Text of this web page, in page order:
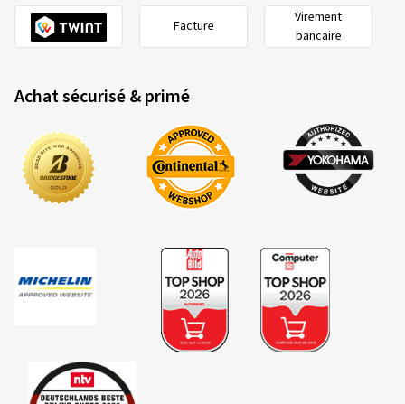
Facture
Virement
bancaire
Achat sécurisé & primé